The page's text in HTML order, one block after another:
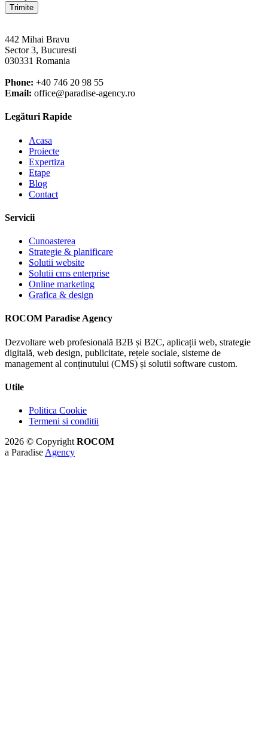
Trimite
442 Mihai Bravu
Sector 3, Bucuresti
030331 Romania
Phone: +40 746 20 98 55
Email: office@paradise-agency.ro
Legături Rapide
Acasa
Proiecte
Expertiza
Etape
Blog
Contact
Servicii
Cunoasterea
Strategie & planificare
Solutii website
Solutii cms enterprise
Online marketing
Grafica & design
ROCOM Paradise Agency
Dezvoltare web profesională B2B și B2C, aplicații web, strategie
digitală, web design, publicitate, rețele sociale, sisteme de
management al conținutului (CMS) și solutii software custom.
Utile
Politica Cookie
Termeni si conditii
2026 © Copyright ROCOM
a Paradise Agency